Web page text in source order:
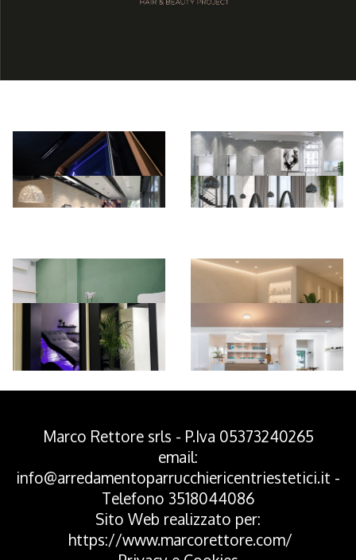
Marco Rettore srls - P.Iva 05373240265
email:
info@arredamentoparrucchiericentriestetici.it -
Telefono 3518044086
Sito Web realizzato per:
https://www.marcorettore.com/